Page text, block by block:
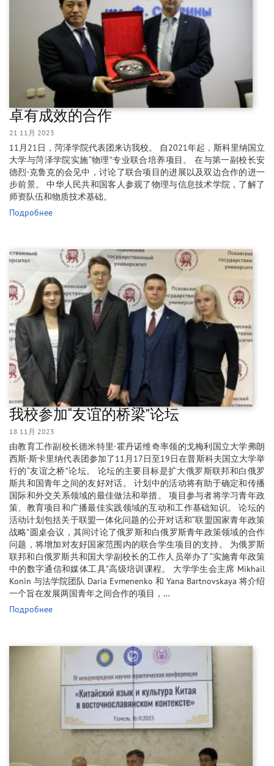
卓有成效的合作
21 11月 2023
11月21日，菏泽学院代表团来访我校。 自2021年起，斯科里纳国立
大学与菏泽学院实施“物理”专业联合培养项目。 在与第一副校长安
德烈·克鲁克的会见中，讨论了联合项目的进展以及双边合作的进一
步前景。 中华人民共和国客人参观了物理与信息技术学院，了解了
师资队伍和物质技术基础。
Подробнее
我校参加“友谊的桥梁”论坛
18 11月 2023
由教育工作副校长德米特里·霍丹诺维奇率领的戈梅利国立大学弗朗
西斯·斯卡里纳代表团参加了11月17日至19日在普斯科夫国立大学举
行的“友谊之桥”论坛。 论坛的主要目标是扩大俄罗斯联邦和白俄罗
斯共和国青年之间的友好对话。 计划中的活动将有助于确定和传播
国际和外交关系领域的最佳做法和举措。 项目参与者将学习青年政
策、教育项目和广播最佳实践领域的互动和工作基础知识。 论坛的
活动计划包括关于联盟一体化问题的公开对话和“联盟国家青年政策
战略”圆桌会议，其间讨论了俄罗斯和白俄罗斯青年政策领域的合作
问题，将增加对友好国家范围内的联合学生项目的支持。 为俄罗斯
联邦和白俄罗斯共和国大学副校长的工作人员举办了“实施青年政策
中的数字通信和媒体工具”高级培训课程。 大学学生会主席 Mikhail
Konin 与法学院团队 Daria Evmenenko 和 Yana Bartnovskaya 将介绍
一个旨在发展两国青年之间合作的项目，…
Подробнее